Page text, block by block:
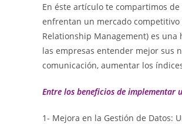
En éste artículo te compartimos
enfrentan un mercado competitivo
Relationship Management) es
las empresas entender mejor sus
comunicación, aumentar los
Entre los beneficios de implementar
1- Mejora en la Gestión de Datos: